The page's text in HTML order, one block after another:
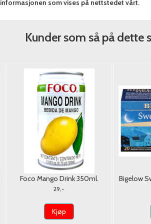
som vises på nettstedet vårt.
Kunder som så på dette
Foco Mango Drink 350ml.
29,-
Kjøp
Bigelow